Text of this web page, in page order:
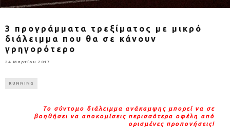
3 προγράμματα τρεξίματος με μικρό
διάλειμμα που θα σε κάνουν
γρηγορότερο
24 Μαρτίου 2017
RUNNING
Το σύντομο διάλειμμα ανάκαμψης μπορεί να σε
βοηθήσει να αποκομίσεις περισσότερα οφέλη από
ορισμένες προπονήσεις!